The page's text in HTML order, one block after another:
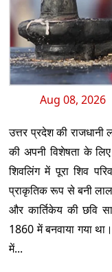
Aug 08, 2026
उत्तर प्रदेश की
की अपनी विशेषता के
शिवलिंग में पूरा शिव
प्राकृतिक रूप से बनी लाल
और कार्तिकेय की छवि
1860 में बनवाया गया
में...